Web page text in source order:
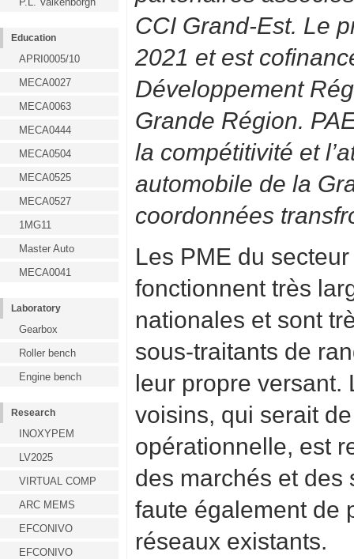
Education
APRI0005/10
MECA0027
MECA0063
MECA0444
MECA0504
MECA0525
MECA0527
1MG11
Master Auto
MECA0041
Laboratory
Gearbox
Roller bench
Engine bench
Research
INOXYPEM
LV2025
VIRTUAL COMP
ARC MEMS
EFCONIVO
EFCONIVO
CCI Grand-Est. Le
2021 et est
Développement
Grande Région.
la compétitivité et
automobile de la
coordonnées
Les PME du
fonctionnent très
nationales et sont
sous-traitants de
leur propre versant.
voisins, qui serait
opérationnelle, est
des marchés et des
faute également de
réseaux existants.